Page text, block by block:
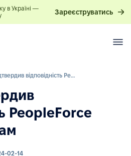
в Україні —
Зареєструватись
Аудит підтвердив відповідність PeopleForce GDPR-вимогам
PeopleForce
02-14